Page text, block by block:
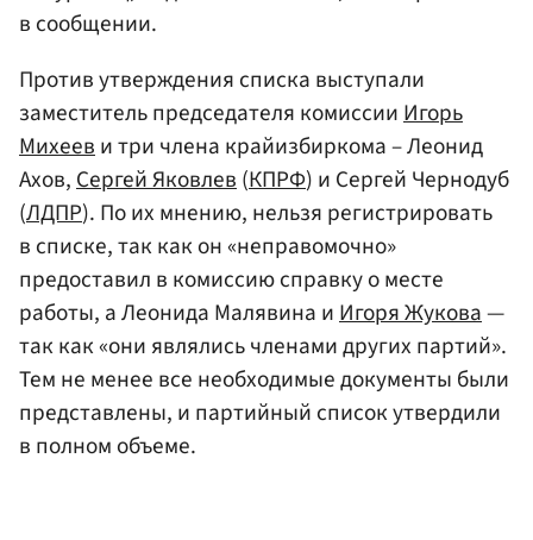
в сообщении.
Против утверждения списка выступали
заместитель председателя комиссииИгорь
Михееви три члена крайизбиркома – Леонид
Ахов,Сергей Яковлев(КПРФ) и Сергей Чернодуб
(ЛДПР). По их мнению, нельзя регистрировать
в списке, так как он «неправомочно»
предоставил в комиссию справку о месте
работы, а Леонида Малявина иИгоря Жукова—
так как «они являлись членами других партий».
Тем не менее все необходимые документы были
представлены, и партийный список утвердили
в полном объеме.